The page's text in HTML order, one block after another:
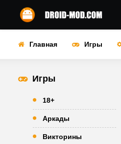
Главная Игры
Игры
18+
Аркады
Викторины